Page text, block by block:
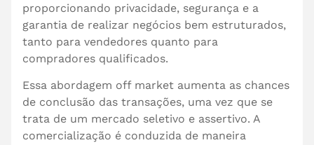
proporcionando privacidade, segurança e a
garantia de realizar negócios bem estruturados,
tanto para vendedores quanto para
compradores qualificados.
Essa abordagem off market aumenta as chances
de conclusão das transações, uma vez que se
trata de um mercado seletivo e assertivo. A
comercialização é conduzida de maneira